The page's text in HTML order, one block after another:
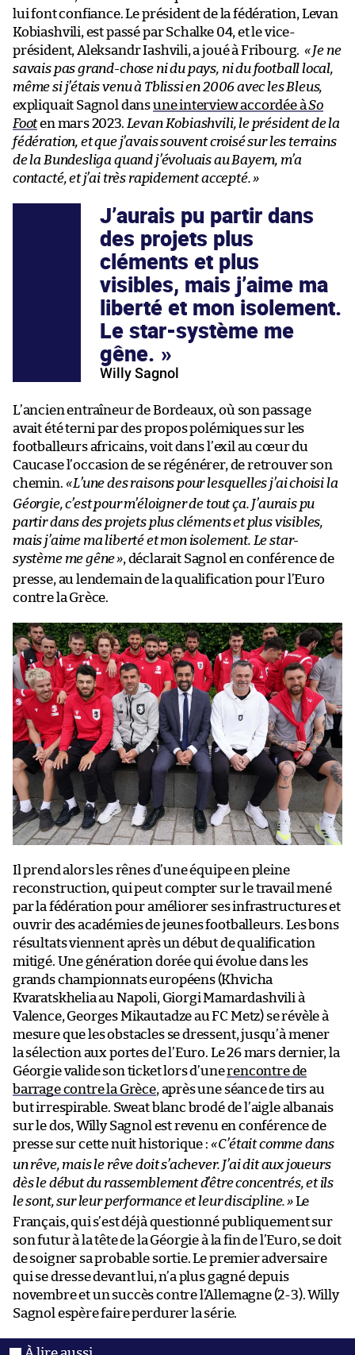
lui font confiance. Le président de la fédération, Levan
Kobiashvili, est passé par Schalke 04, et le vice-
président, Aleksandr Iashvili, a joué à Fribourg. «Je ne
savais pas grand-chose ni du pays, ni du football local,
même si j’étais venu à Tblissi en 2006 avec les Bleus,
expliquait Sagnol dansune interview accordée àSo
Footen mars 2023. Levan Kobiashvili, le président de la
fédération, et que j’avais souvent croisé sur les terrains
de la Bundesliga quand j’évoluais au Bayern, m’a
contacté, et j’ai très rapidement accepté.»
J’aurais pu partir dans
des projets plus
cléments et plus
visibles, mais j’aime ma
liberté et mon isolement.
Le star-système me
gêne.
Willy Sagnol
L’ancien entraîneur de Bordeaux, où son passage
avait été terni par des propos polémiques sur les
footballeurs africains, voit dans l’exil au cœur du
Caucase l’occasion de se régénérer, de retrouver son
chemin. «L’une des raisons pour lesquelles j’ai choisi la
Géorgie, c’est pour m’éloigner de tout ça. J’aurais pu
partir dans des projets plus cléments et plus visibles,
mais j’aime ma liberté et mon isolement. Le star-
système me gêne», déclarait Sagnol en conférence de
presse, au lendemain de la qualification pour l’Euro
contre la Grèce.
Il prend alors les rênes d’une équipe en pleine
reconstruction, qui peut compter sur le travail mené
par la fédération pour améliorer ses infrastructures et
ouvrir des académies de jeunes footballeurs. Les bons
résultats viennent après un début de qualification
mitigé. Une génération dorée qui évolue dans les
grands championnats européens (Khvicha
Kvaratskhelia au Napoli, Giorgi Mamardashvili à
Valence, Georges Mikautadze au FC Metz) se révèle à
mesure que les obstacles se dressent, jusqu’à mener
la sélection aux portes de l’Euro. Le 26 mars dernier, la
Géorgie valide son ticket lors d’unerencontre de
barrage contre la Grèce, après une séance de tirs au
but irrespirable. Sweat blanc brodé de l’aigle albanais
sur le dos, Willy Sagnol est revenu en conférence de
presse sur cette nuit historique : «C’était comme dans
un rêve, mais le rêve doit s’achever. J’ai dit aux joueurs
dès le début du rassemblement d’être concentrés, et ils
le sont, sur leur performance et leur discipline.»Le
Français, qui s’est déjà questionné publiquement sur
son futur à la tête de la Géorgie à la fin de l’Euro, se doit
de soigner sa probable sortie. Le premier adversaire
qui se dresse devant lui, n’a plus gagné depuis
novembre et un succès contre l’Allemagne (2-3). Willy
Sagnol espère faire perdurer la série.